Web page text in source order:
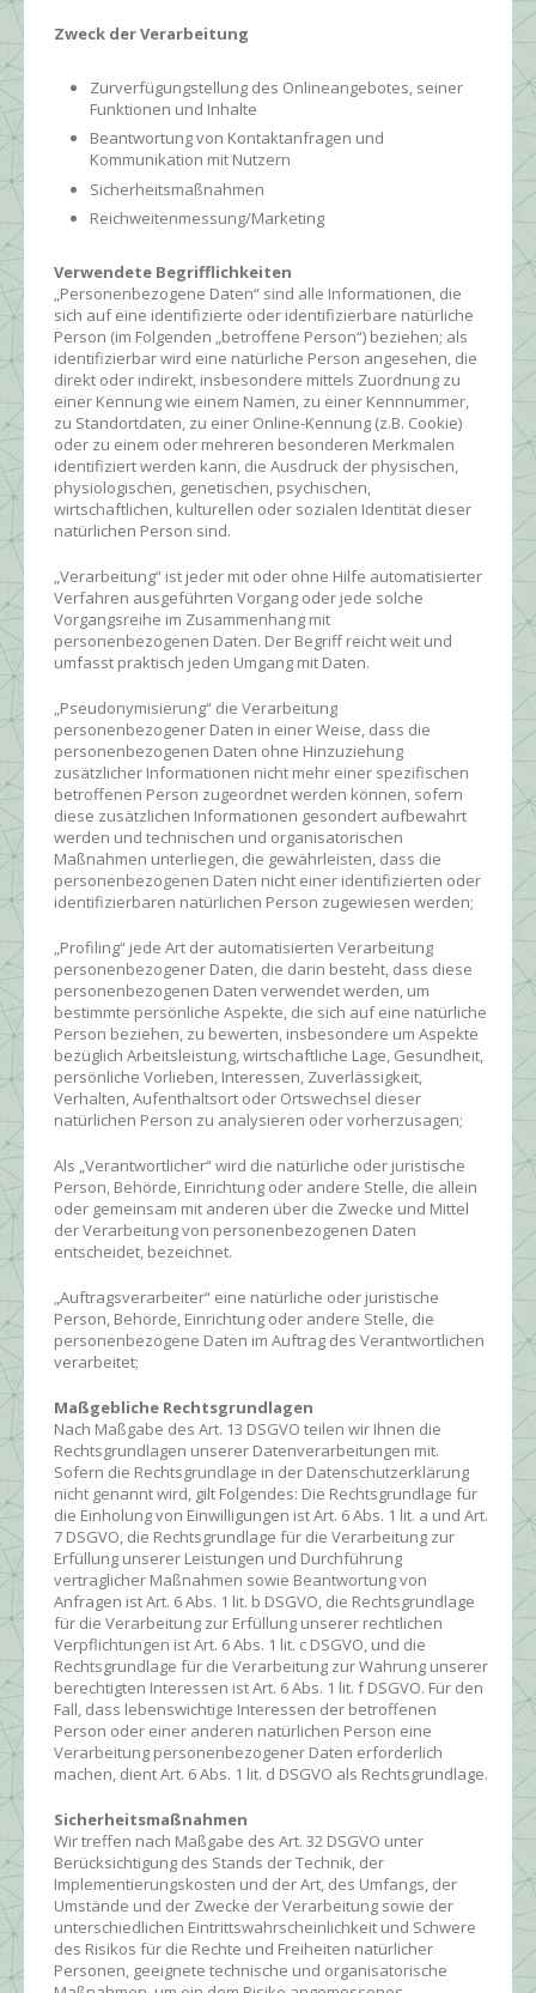
Zweck der Verarbeitung
Zurverfügungstellung des Onlineangebotes, seiner
Funktionen und Inhalte
Beantwortung von Kontaktanfragen und
Kommunikation mit Nutzern
Sicherheitsmaßnahmen
Reichweitenmessung/Marketing
Verwendete Begrifflichkeiten
„Personenbezogene Daten“ sind alle Informationen, die
sich auf eine identifizierte oder identifizierbare natürliche
Person (im Folgenden „betroffene Person“) beziehen; als
identifizierbar wird eine natürliche Person angesehen, die
direkt oder indirekt, insbesondere mittels Zuordnung zu
einer Kennung wie einem Namen, zu einer Kennnummer,
zu Standortdaten, zu einer Online-Kennung (z.B. Cookie)
oder zu einem oder mehreren besonderen Merkmalen
identifiziert werden kann, die Ausdruck der physischen,
physiologischen, genetischen, psychischen,
wirtschaftlichen, kulturellen oder sozialen Identität dieser
natürlichen Person sind.
„Verarbeitung“ ist jeder mit oder ohne Hilfe automatisierter
Verfahren ausgeführten Vorgang oder jede solche
Vorgangsreihe im Zusammenhang mit
personenbezogenen Daten. Der Begriff reicht weit und
umfasst praktisch jeden Umgang mit Daten.
„Pseudonymisierung“ die Verarbeitung
personenbezogener Daten in einer Weise, dass die
personenbezogenen Daten ohne Hinzuziehung
zusätzlicher Informationen nicht mehr einer spezifischen
betroffenen Person zugeordnet werden können, sofern
diese zusätzlichen Informationen gesondert aufbewahrt
werden und technischen und organisatorischen
Maßnahmen unterliegen, die gewährleisten, dass die
personenbezogenen Daten nicht einer identifizierten oder
identifizierbaren natürlichen Person zugewiesen werden;
„Profiling“ jede Art der automatisierten Verarbeitung
personenbezogener Daten, die darin besteht, dass diese
personenbezogenen Daten verwendet werden, um
bestimmte persönliche Aspekte, die sich auf eine natürliche
Person beziehen, zu bewerten, insbesondere um Aspekte
bezüglich Arbeitsleistung, wirtschaftliche Lage, Gesundheit,
persönliche Vorlieben, Interessen, Zuverlässigkeit,
Verhalten, Aufenthaltsort oder Ortswechsel dieser
natürlichen Person zu analysieren oder vorherzusagen;
Als „Verantwortlicher“ wird die natürliche oder juristische
Person, Behörde, Einrichtung oder andere Stelle, die allein
oder gemeinsam mit anderen über die Zwecke und Mittel
der Verarbeitung von personenbezogenen Daten
entscheidet, bezeichnet.
„Auftragsverarbeiter“ eine natürliche oder juristische
Person, Behörde, Einrichtung oder andere Stelle, die
personenbezogene Daten im Auftrag des Verantwortlichen
verarbeitet;
Maßgebliche Rechtsgrundlagen
Nach Maßgabe des Art. 13 DSGVO teilen wir Ihnen die
Rechtsgrundlagen unserer Datenverarbeitungen mit.
Sofern die Rechtsgrundlage in der Datenschutzerklärung
nicht genannt wird, gilt Folgendes: Die Rechtsgrundlage für
die Einholung von Einwilligungen ist Art. 6 Abs. 1 lit. a und Art.
7 DSGVO, die Rechtsgrundlage für die Verarbeitung zur
Erfüllung unserer Leistungen und Durchführung
vertraglicher Maßnahmen sowie Beantwortung von
Anfragen ist Art. 6 Abs. 1 lit. b DSGVO, die Rechtsgrundlage
für die Verarbeitung zur Erfüllung unserer rechtlichen
Verpflichtungen ist Art. 6 Abs. 1 lit. c DSGVO, und die
Rechtsgrundlage für die Verarbeitung zur Wahrung unserer
berechtigten Interessen ist Art. 6 Abs. 1 lit. f DSGVO. Für den
Fall, dass lebenswichtige Interessen der betroffenen
Person oder einer anderen natürlichen Person eine
Verarbeitung personenbezogener Daten erforderlich
machen, dient Art. 6 Abs. 1 lit. d DSGVO als Rechtsgrundlage.
Sicherheitsmaßnahmen
Wir treffen nach Maßgabe des Art. 32 DSGVO unter
Berücksichtigung des Stands der Technik, der
Implementierungskosten und der Art, des Umfangs, der
Umstände und der Zwecke der Verarbeitung sowie der
unterschiedlichen Eintrittswahrscheinlichkeit und Schwere
des Risikos für die Rechte und Freiheiten natürlicher
Personen, geeignete technische und organisatorische